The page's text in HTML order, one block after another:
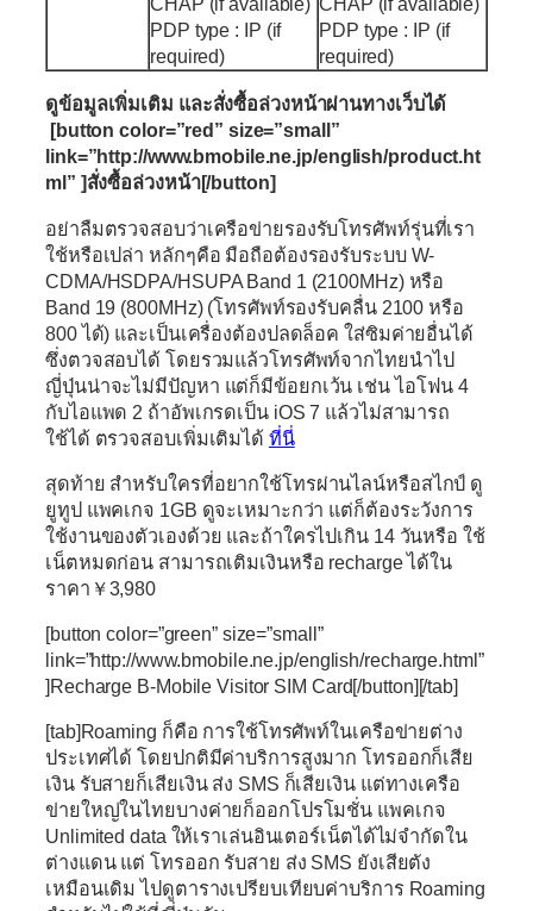
PDP type : IP (if
required)
PDP type : IP (if
required)
ดูข้อมูลเพิ่มเติม และสั่งซื้อล่วงหน้าผ่านทางเว็บได้
[button color=”red” size=”small”
link=”http://www.bmobile.ne.jp/english/product.ht
ml” ]สั่งซื้อล่วงหน้า[/button]
อย่าลืมตรวจสอบว่าเครือข่ายรองรับโทรศัพท์รุ่นที่เรา
ใช้หรือเปล่า หลักๆคือ มือถือต้องรองรับระบบ W-
CDMA/HSDPA/HSUPA Band 1 (2100MHz) หรือ
Band 19 (800MHz) (โทรศัพท์รองรับคลื่น 2100 หรือ
800 ได้) และเป็นเครื่องต้องปลดล็อค ใส่ซิมค่ายอื่นได้
ซึ่งตวจสอบได้ โดยรวมแล้วโทรศัพท์จากไทยนำไป
ญี่ปุ่นน่าจะไม่มีปัญหา แต่ก็มีข้อยกเว้น เช่น ไอโฟน 4
กับไอแพด 2 ถ้าอัพเกรดเป็น iOS 7 แล้วไม่สามารถ
ใช้ได้ ตรวจสอบเพิ่มเติมได้ ที่นี่
สุดท้าย สำหรับใครที่อยากใช้โทรผ่านไลน์หรือสไกป์ ดู
ยูทูป แพคเกจ 1GB ดูจะเหมาะกว่า แต่ก็ต้องระวังการ
ใช้งานของตัวเองด้วย และถ้าใครไปเกิน 14 วันหรือ ใช้
เน็ตหมดก่อน สามารถเติมเงินหรือ recharge ได้ใน
ราคา￥3,980
[button color=”green” size=”small”
link=”http://www.bmobile.ne.jp/english/recharge.html”
]Recharge B-Mobile Visitor SIM Card[/button][/tab]
[tab]Roaming ก็คือ การใช้โทรศัพท์ในเครือข่ายต่าง
ประเทศได้ โดยปกติมีค่าบริการสูงมาก โทรออกก็เสีย
เงิน รับสายก็เสียเงิน ส่ง SMS ก็เสียเงิน แต่ทางเครือ
ข่ายใหญ่ในไทยบางค่ายก็ออกโปรโมชั่น แพคเกจ
Unlimited data ให้เราเล่นอินเตอร์เน็ตได้ไม่จำกัดใน
ต่างแดน แต่ โทรออก รับสาย ส่ง SMS ยังเสียตัง
เหมือนเดิม ไปดูตารางเปรียบเทียบค่าบริการ Roaming